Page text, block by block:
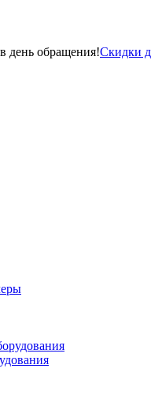
день обращения!Скидки